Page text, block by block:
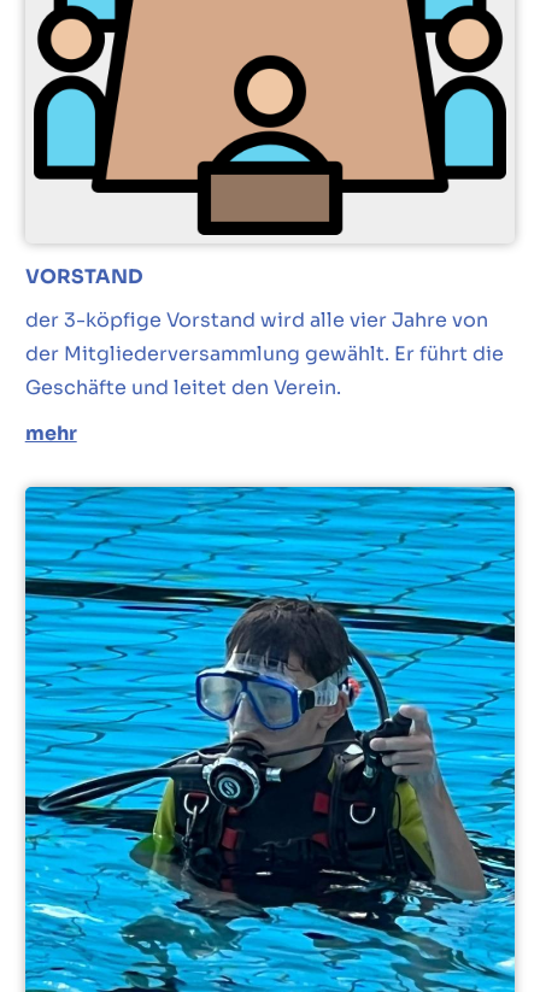
VORSTAND
der 3-köpfige Vorstand wird alle vier Jahre von
der Mitgliederversammlung gewählt. Er führt die
Geschäfte und leitet den Verein.
mehr